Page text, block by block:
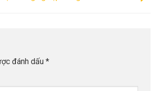
đánh dấu *